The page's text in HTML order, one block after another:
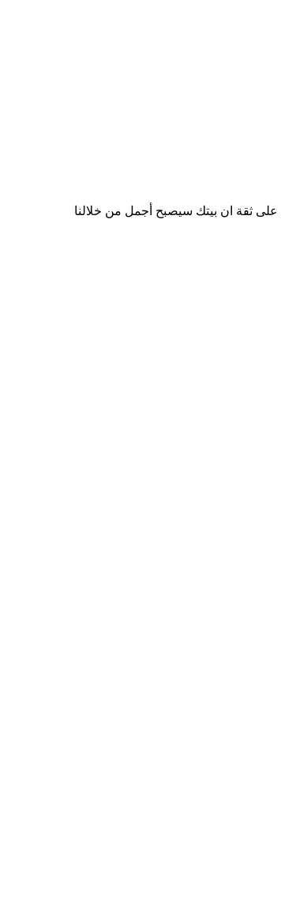
على ثقة ان بيتك سيصبح أجمل من خلالنا